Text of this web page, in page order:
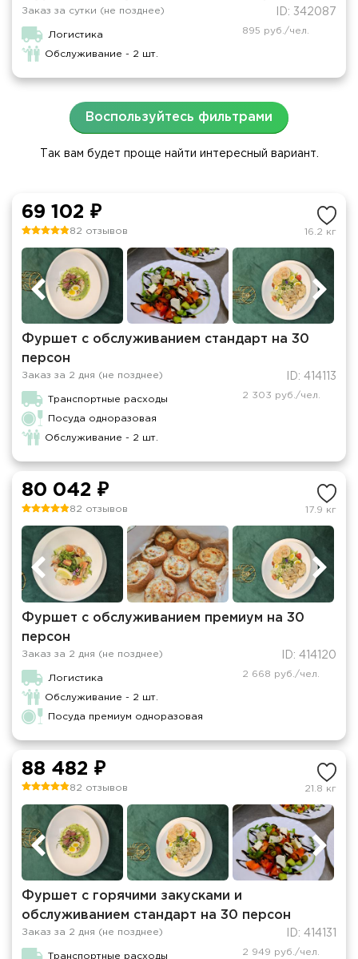
Заказ за сутки (не позднее) ID: 342087
Логистика
Обслуживание - 2 шт.
895 руб./чел.
Воспользуйтесь фильтрами
Так вам будет проще найти интересный вариант.
69 102 ₽
82 отзывов 16.2 кг
Фуршет с обслуживанием стандарт на 30
персон
Заказ за 2 дня (не позднее) ID: 414113
Транспортные расходы
Посуда одноразовая
Обслуживание - 2 шт.
2 303 руб./чел.
80 042 ₽
82 отзывов 17.9 кг
Фуршет с обслуживанием премиум на 30
персон
Заказ за 2 дня (не позднее) ID: 414120
Логистика
Обслуживание - 2 шт.
Посуда премиум одноразовая
2 668 руб./чел.
88 482 ₽
82 отзывов 21.8 кг
Фуршет с горячими закусками и
обслуживанием стандарт на 30 персон
Заказ за 2 дня (не позднее) ID: 414131
Транспортные расходы 2 949 руб./чел.